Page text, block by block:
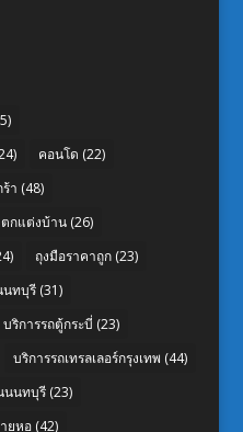
คอนโด (22)
า (48)
ตกแต่งบ้าน(26)
ถุงมือราคาถูก(23)
นทบุรี(31)
บริการรถตู้กระบี่ (23)
บริการรถเทรลเลอร์กรุงเทพ (44)
นนทบุรี(23)
ยหอ(42)